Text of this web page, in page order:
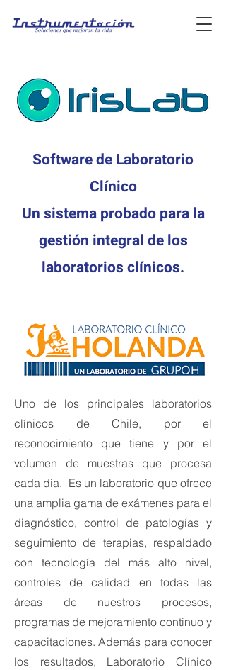
Software de Laboratorio
Clínico
Un sistema probado para la
gestión integral de los
laboratorios clínicos.
Uno de los principales laboratorios
clínicos de Chile, por el
reconocimiento que tiene y por el
volumen de muestras que procesa
cada dia. Es un laboratorio que ofrece
una amplia gama de exámenes para el
diagnóstico, control de patologías y
seguimiento de terapias, respaldado
con tecnología del más alto nivel,
controles de calidad en todas las
áreas de nuestros procesos,
programas de mejoramiento continuo y
capacitaciones. Además para conocer
los resultados, Laboratorio Clínico